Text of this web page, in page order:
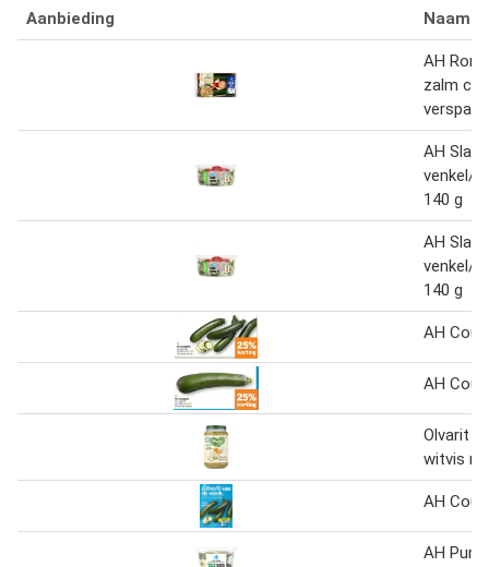
Aanbieding Naam
AH
zalm
AH
venkel/
140 g
AH
venkel/
140 g
AH
AH
Olvarit
witvis
AH
AH